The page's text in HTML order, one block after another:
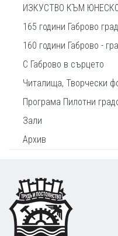
ИЗКУСТВО КЪМ
165 години Габрово град
160 години Габрово -
С Габрово в сърцето
Читалища, Творчески
Програма Пилотни
Зали
Архив
Footer